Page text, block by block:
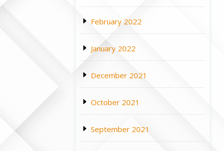
February 2022
January 2022
December 2021
October 2021
September 2021